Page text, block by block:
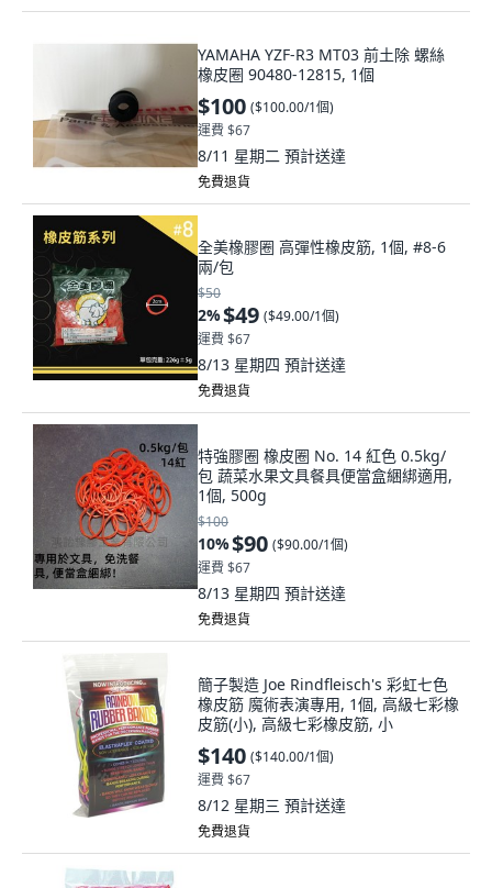
YAMAHA YZF-R3 MT03 前土除 螺絲
橡皮圈 90480-12815, 1個
$100 ($100.00/1個)
運費 $67
8/11 星期二 預計送達
免費退貨
全美橡膠圈 高彈性橡皮筋, 1個, #8-6
兩/包
$50
2%$49 ($49.00/1個)
運費 $67
8/13 星期四 預計送達
免費退貨
特強膠圈 橡皮圈 No. 14 紅色 0.5kg/
包 蔬菜水果文具餐具便當盒綑綁適用,
1個, 500g
$100
10%$90 ($90.00/1個)
運費 $67
8/13 星期四 預計送達
免費退貨
簡子製造 Joe Rindfleisch's 彩虹七色
橡皮筋 魔術表演專用, 1個, 高級七彩橡
皮筋(小), 高級七彩橡皮筋, 小
$140 ($140.00/1個)
運費 $67
8/12 星期三 預計送達
免費退貨